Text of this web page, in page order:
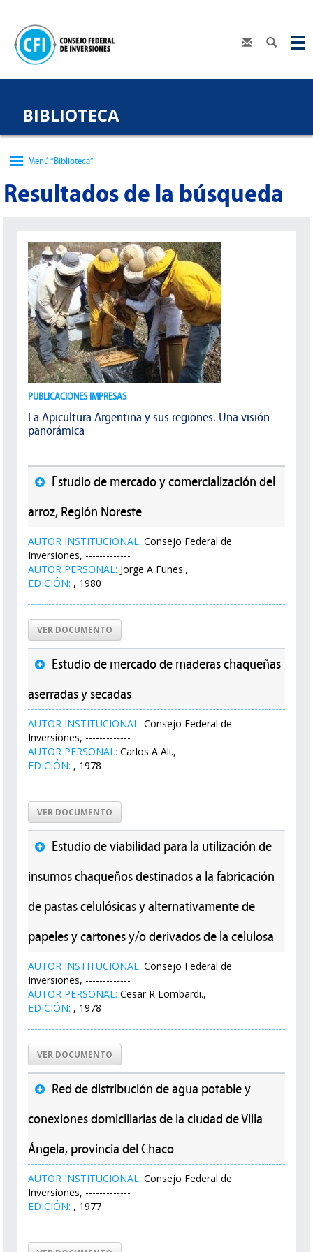
BIBLIOTECA
Menú “Biblioteca”
Resultados de la búsqueda
PUBLICACIONES IMPRESAS
La Apicultura Argentina y sus regiones. Una visión
panorámica
Estudio de mercado y comercialización del
arroz, Región Noreste
AUTOR INSTITUCIONAL: Consejo Federal de
Inversiones, -------------
AUTOR PERSONAL: Jorge A Funes.,
EDICIÓN: , 1980
VER DOCUMENTO
Estudio de mercado de maderas chaqueñas
aserradas y secadas
AUTOR INSTITUCIONAL: Consejo Federal de
Inversiones, -------------
AUTOR PERSONAL: Carlos A Ali.,
EDICIÓN: , 1978
VER DOCUMENTO
Estudio de viabilidad para la utilización de
insumos chaqueños destinados a la fabricación
de pastas celulósicas y alternativamente de
papeles y cartones y/o derivados de la celulosa
AUTOR INSTITUCIONAL: Consejo Federal de
Inversiones, -------------
AUTOR PERSONAL: Cesar R Lombardi.,
EDICIÓN: , 1978
VER DOCUMENTO
Red de distribución de agua potable y
conexiones domiciliarias de la ciudad de Villa
Ángela, provincia del Chaco
AUTOR INSTITUCIONAL: Consejo Federal de
Inversiones, -------------
EDICIÓN: , 1977